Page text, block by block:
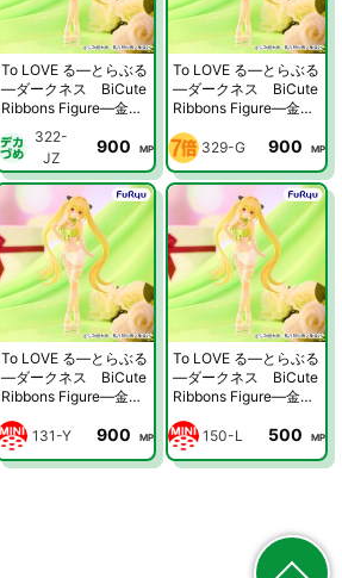
To LOVE る―とらぶる
―ダークネス BiCute
Ribbons Figure―金色
322-
JZ
900 MP
To LOVE る―とらぶる
―ダークネス BiCute
Ribbons Figure―金色
329-G
900 MP
To LOVE る―とらぶる
―ダークネス BiCute
Ribbons Figure―金色
131-Y
900 MP
To LOVE る―とらぶる
―ダークネス BiCute
Ribbons Figure―金色
150-L
500 MP